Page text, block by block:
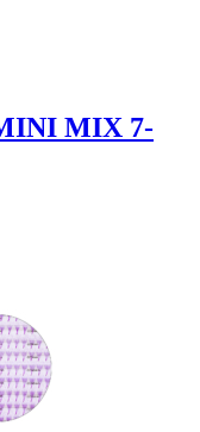
MIX 7-